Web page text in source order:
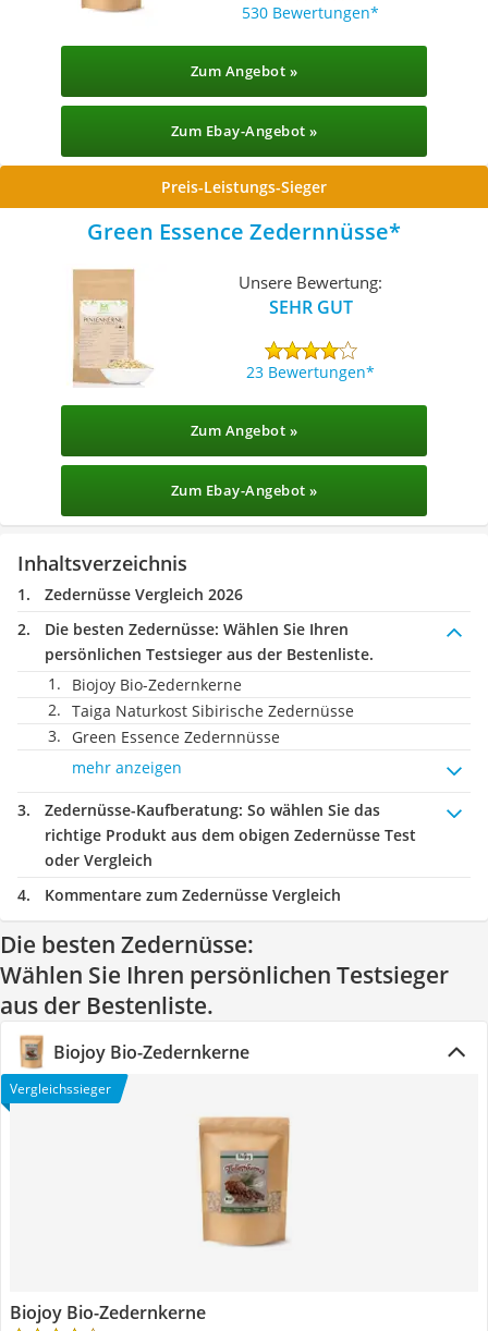
530 Bewertungen
Zum Angebot »
Zum Ebay-Angebot »
Preis-Leistungs-Sieger
Green Essence Zedernnüsse
Unsere Bewertung:
SEHR GUT
23 Bewertungen
Zum Angebot »
Zum Ebay-Angebot »
Inhaltsverzeichnis
Zedernüsse Vergleich 2026
Die besten Zedernüsse: Wählen Sie Ihren
persönlichen Testsieger aus der Bestenliste.
Biojoy Bio-Zedernkerne
Taiga Naturkost Sibirische Zedernüsse
Green Essence Zedernnüsse
mehr anzeigen
Zedernüsse-Kaufberatung: So wählen Sie das
richtige Produkt aus dem obigen Zedernüsse Test
oder Vergleich
Kommentare zum Zedernüsse Vergleich
Die besten Zedernüsse:
Wählen Sie Ihren persönlichen Testsieger
aus der Bestenliste.
Biojoy Bio-Zedernkerne
Vergleichssieger
Biojoy Bio-Zedernkerne